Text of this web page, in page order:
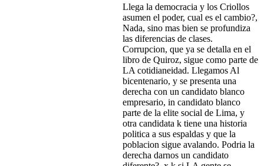
Llega la democracia y los Criollos
asumen el poder, cual es el cambio?,
Nada, sino mas bien se profundiza
las diferencias de clases.
Corrupcion, que ya se detalla en el
libro de Quiroz, sigue como parte de
LA cotidianeidad. Llegamos Al
bicentenario, y se presenta una
derecha con un candidato blanco
empresario, in candidato blanco
parte de la elite social de Lima, y
otra candidata k tiene una historia
politica a sus espaldas y que la
poblacion sigue avalando. Podria la
derecha darnos un candidato